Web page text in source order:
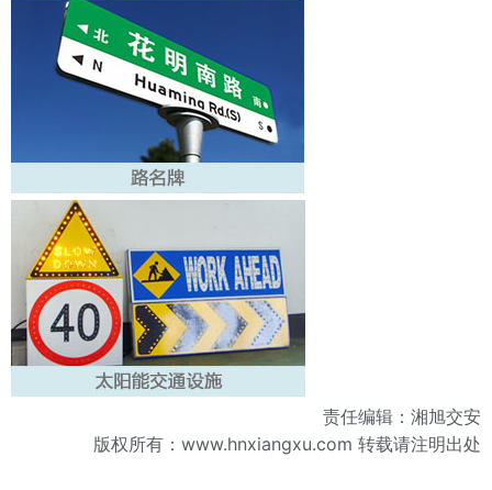
责任编辑：湘旭交安
版权所有： www.hnxiangxu.com 转载请注明出处